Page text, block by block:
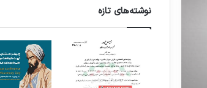
نوشته‌های تازه